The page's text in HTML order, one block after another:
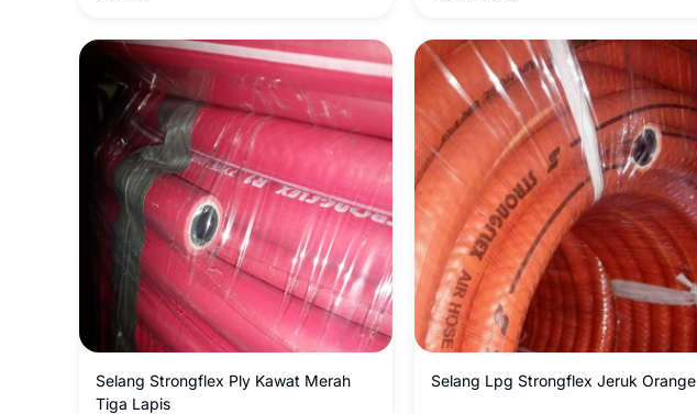
Selang Strongflex Ply Kawat Merah
Tiga Lapis
Selang Lpg Strongflex Jeruk Orange